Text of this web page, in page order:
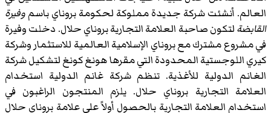
العالم. أنشئت شركة جديدة مملوكة لحكومة بروناي باسموفيرة
القابضةلتكون صاحبة العلامة التجارية بروناي حلال. دخلت وفيرة
في مشروع مشترك مع بروناي الإسلامية العالمية للاستثمار وشركة
كيري اللوجستية المحدودة التي مقرها هونغ كونغ لتشكيل شركة
الغانم الدولية للأغذية. تنظم شركة غانم الدولية استخدام
العلامة التجارية بروناي حلال. يلزم المنتجون الراغبون في
استخدام العلامة التجارية بالحصول أولاً على علامة بروناي حلال